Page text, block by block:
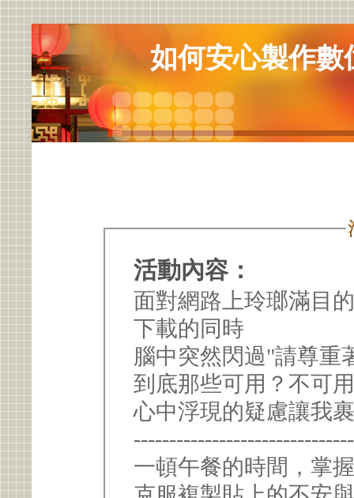
如何安心製作數
活動內容：
面對網路上玲瑯滿目
下載的同時
腦中突然閃過"請尊重
到底那些可用？不可
心中浮現的疑慮讓我
一頓午餐的時間，掌